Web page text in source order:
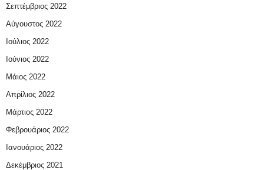
Σεπτέμβριος 2022
Αύγουστος 2022
Ιούλιος 2022
Ιούνιος 2022
Μάιος 2022
Απρίλιος 2022
Μάρτιος 2022
Φεβρουάριος 2022
Ιανουάριος 2022
Δεκέμβριος 2021